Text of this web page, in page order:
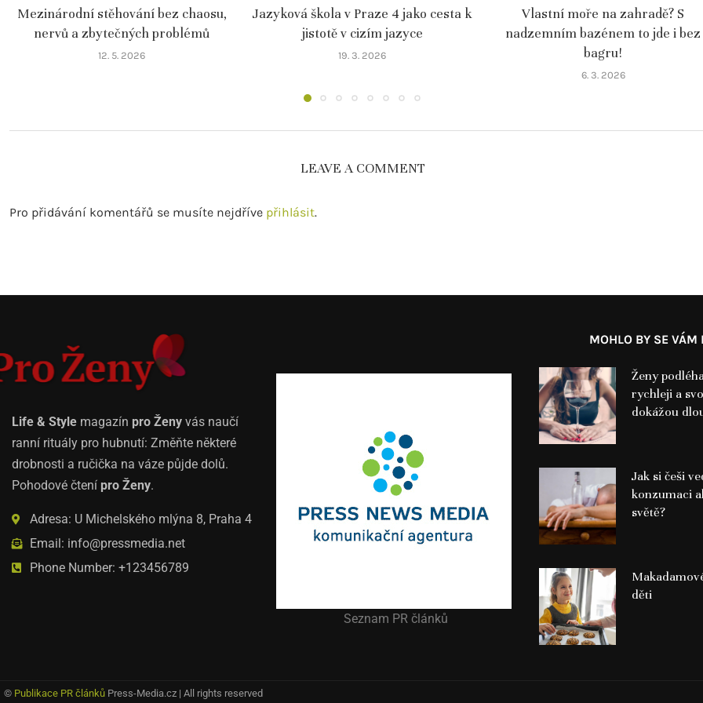
Mezinárodní stěhování bez chaosu,
nervů a zbytečných problémů
12. 5. 2026
Jazyková škola v Praze 4 jako cesta k
jistotě v cizím jazyce
19. 3. 2026
Vlastní moře na zahradě? S
nadzemním bazénem to jde i bez
bagru!
6. 3. 2026
LEAVE A COMMENT
Pro přidávání komentářů se musíte nejdříve přihlásit.
Life & Style magazín pro Ženy vás naučí
ranní rituály pro hubnutí: Změňte některé
drobnosti a ručička na váze půjde dolů.
Pohodové čtení pro Ženy.
Adresa: U Michelského mlýna 8, Praha 4
Email: info@pressmedia.net
Phone Number: +123456789
Seznam PR článků
MOHLO BY SE VÁM
Ženy
rychleji a
dokážou
Jak si češi
konzumaci
světě?
děti
© Publikace PR článků Press-Media.cz | All rights reserved